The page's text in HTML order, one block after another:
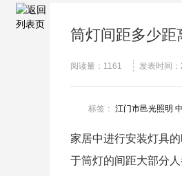
筒灯间距多少距
阅读量： 1161 发表时间
标签： 江门市邑光照明
家居中进行安装灯具
于筒灯的间距大部分